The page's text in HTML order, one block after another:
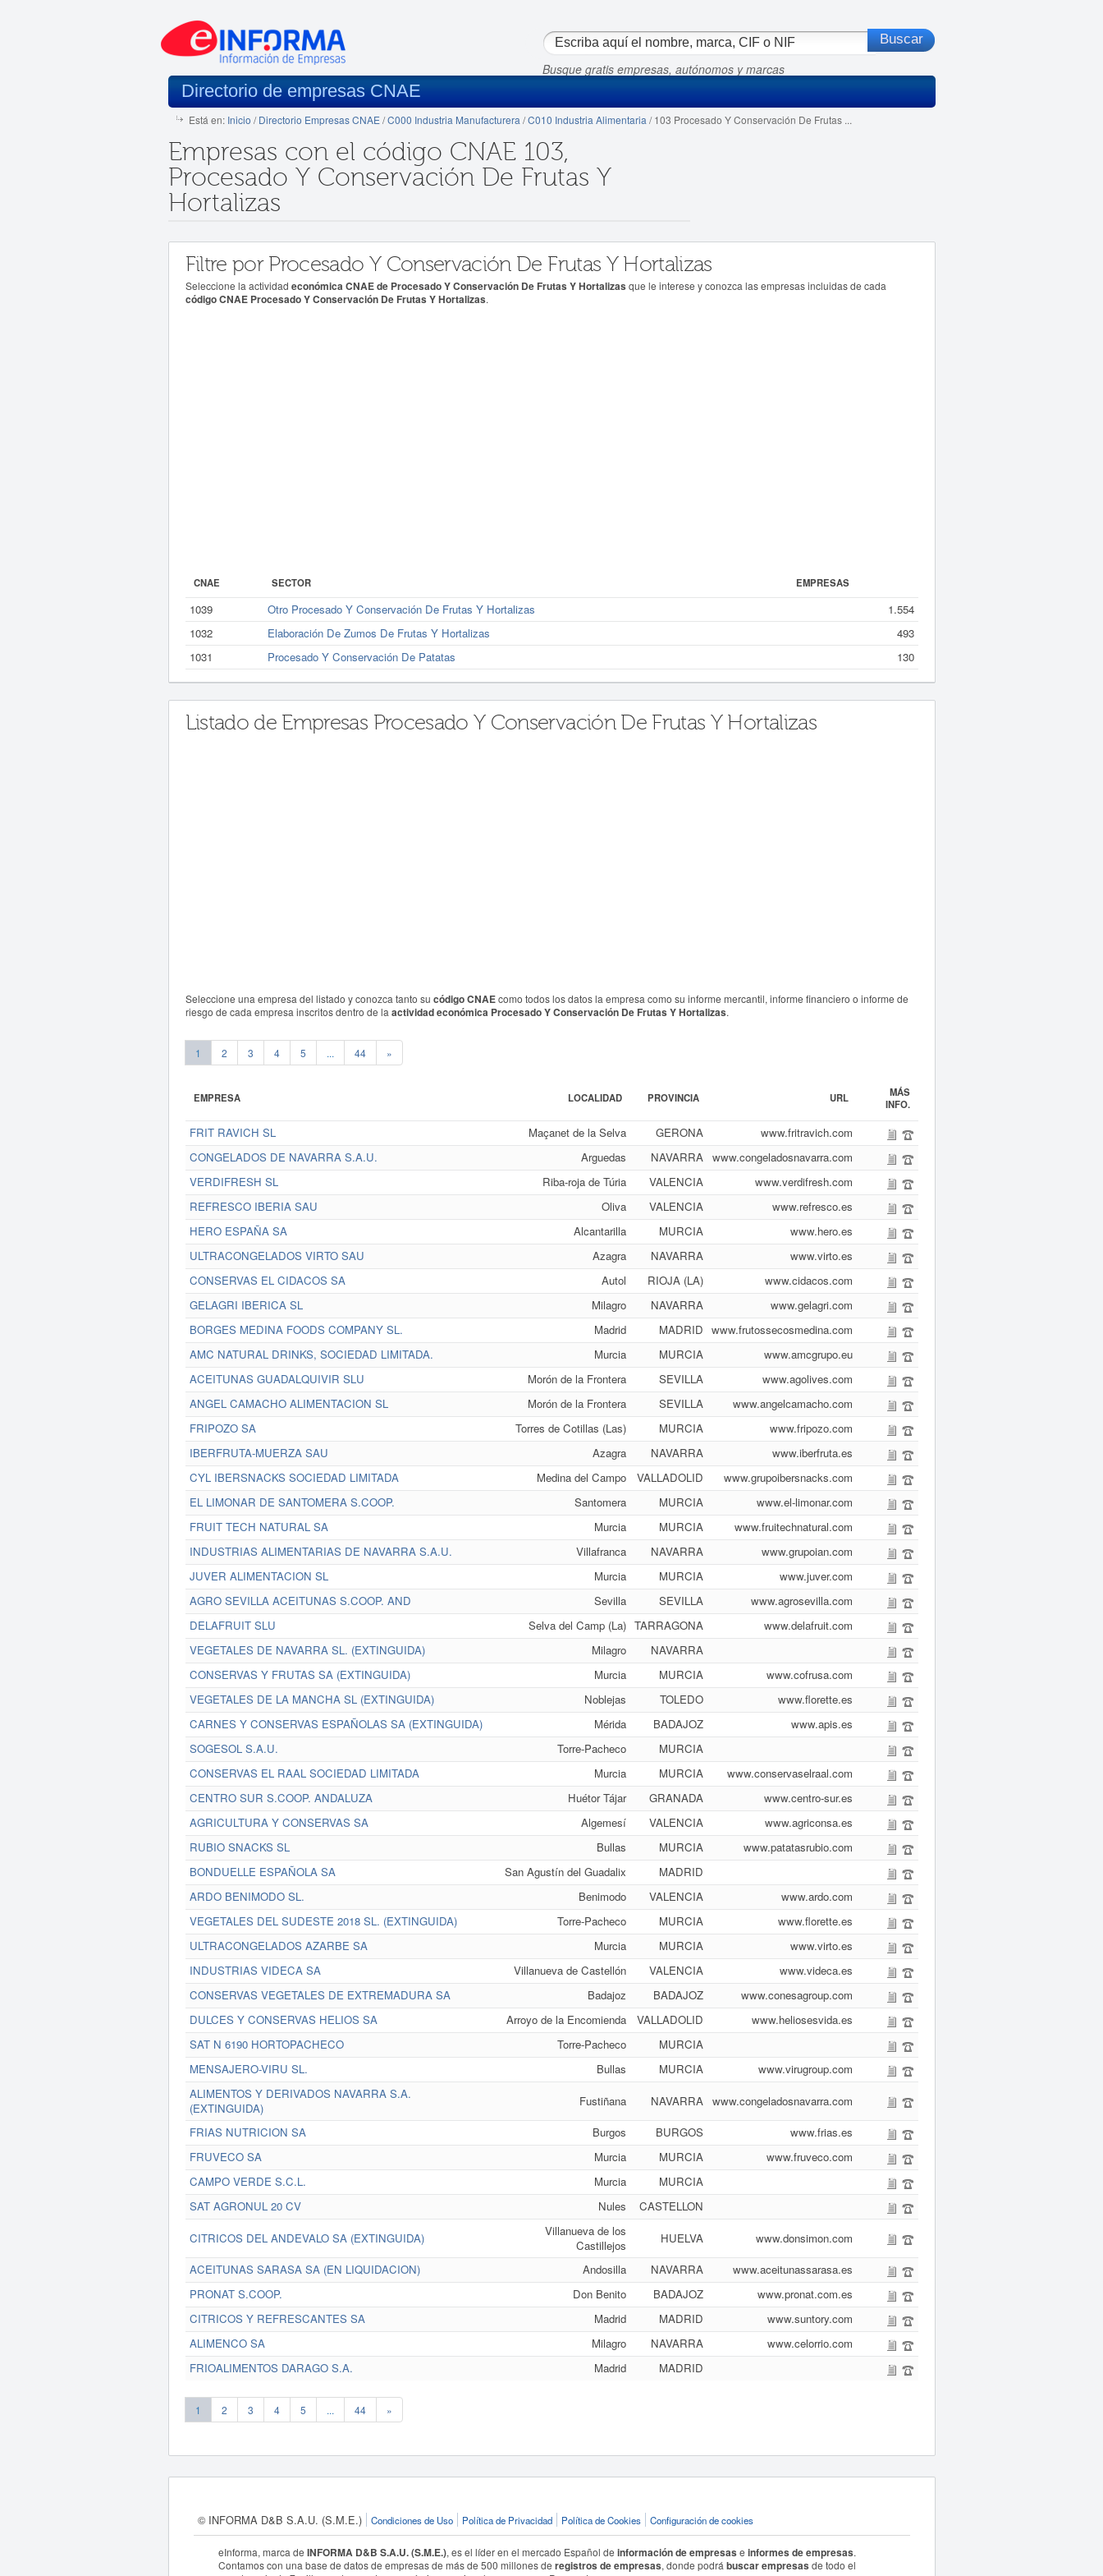
Busque gratis empresas, autónomos y marcas
Directorio de empresas CNAE
Está en: Inicio /Directorio Empresas CNAE /C000 Industria Manufacturera /C010 Industria Alimentaria / 103 Procesado Y Conservación De Frutas ...
Empresas con el código CNAE 103,
Procesado Y Conservación De Frutas Y
Hortalizas
Filtre por Procesado Y Conservación De Frutas Y Hortalizas
Seleccione la actividad económica CNAE de Procesado Y Conservación De Frutas Y Hortalizas que le interese y conozca las empresas incluidas de cada
código CNAE Procesado Y Conservación De Frutas Y Hortalizas.
CNAE SECTOR EMPRESAS
1039 Otro Procesado Y Conservación De Frutas Y Hortalizas
1.554
1032
Elaboración De Zumos De Frutas Y Hortalizas
493
1031
Procesado Y Conservación De Patatas 130
Listado de Empresas Procesado Y Conservación De Frutas Y Hortalizas
Seleccione una empresa del listado y conozca tanto su código CNAEcomo todos los datos la empresa como su informe mercantil, informe financiero o informe de
riesgo de cada empresa inscritos dentro de la actividad económica Procesado Y Conservación De Frutas Y Hortalizas.
1 2 3 4 5 ... 44 »
EMPRESA LOCALIDAD PROVINCIA URL
MÁS
INFO.
FRIT RAVICH SL Maçanet de la Selva GERONA
www.fritravich.com
CONGELADOS DE NAVARRA S.A.U.
Arguedas NAVARRA
www.congeladosnavarra.com
VERDIFRESH SL
Riba-roja de Túria VALENCIA
www.verdifresh.com
REFRESCO IBERIA SAU
Oliva VALENCIA
www.refresco.es
HERO ESPAÑA SA
Alcantarilla MURCIA
www.hero.es
ULTRACONGELADOS VIRTO SAU
Azagra NAVARRA
www.virto.es
CONSERVAS EL CIDACOS SA
Autol RIOJA (LA)
www.cidacos.com
GELAGRI IBERICA SL
Milagro NAVARRA
www.gelagri.com
BORGES MEDINA FOODS COMPANY SL.
Madrid MADRID www.frutossecosmedina.com
AMC NATURAL DRINKS, SOCIEDAD LIMITADA.
Murcia MURCIA
www.amcgrupo.eu
ACEITUNAS GUADALQUIVIR SLU
Morón de la Frontera SEVILLA
www.agolives.com
ANGEL CAMACHO ALIMENTACION SL
Morón de la Frontera SEVILLA
www.angelcamacho.com
FRIPOZO SA
Torres de Cotillas (Las) MURCIA
www.fripozo.com
IBERFRUTA-MUERZA SAU
Azagra NAVARRA
www.iberfruta.es
CYL IBERSNACKS SOCIEDAD LIMITADA
Medina del Campo VALLADOLID
www.grupoibersnacks.com
EL LIMONAR DE SANTOMERA S.COOP.
Santomera MURCIA
www.el-limonar.com
FRUIT TECH NATURAL SA
Murcia MURCIA
www.fruitechnatural.com
INDUSTRIAS ALIMENTARIAS DE NAVARRA S.A.U.
Villafranca NAVARRA
www.grupoian.com
JUVER ALIMENTACION SL
Murcia MURCIA
www.juver.com
AGRO SEVILLA ACEITUNAS S.COOP. AND
Sevilla SEVILLA
www.agrosevilla.com
DELAFRUIT SLU
Selva del Camp (La) TARRAGONA
www.delafruit.com
VEGETALES DE NAVARRA SL. (EXTINGUIDA)
Milagro
NAVARRA
CONSERVAS Y FRUTAS SA (EXTINGUIDA)
Murcia MURCIA
www.cofrusa.com
VEGETALES DE LA MANCHA SL (EXTINGUIDA)
Noblejas TOLEDO
www.florette.es
CARNES Y CONSERVAS ESPAÑOLAS SA (EXTINGUIDA)
Mérida BADAJOZ
www.apis.es
SOGESOL S.A.U.
Torre-Pacheco
MURCIA
CONSERVAS EL RAAL SOCIEDAD LIMITADA
Murcia MURCIA
www.conservaselraal.com
CENTRO SUR S.COOP. ANDALUZA
Huétor Tájar GRANADA
www.centro-sur.es
AGRICULTURA Y CONSERVAS SA
Algemesí VALENCIA
www.agriconsa.es
RUBIO SNACKS SL
Bullas MURCIA
www.patatasrubio.com
BONDUELLE ESPAÑOLA SA
San Agustín del Guadalix
MADRID
ARDO BENIMODO SL.
Benimodo VALENCIA
www.ardo.com
VEGETALES DEL SUDESTE 2018 SL. (EXTINGUIDA)
Torre-Pacheco MURCIA
www.florette.es
ULTRACONGELADOS AZARBE SA
Murcia MURCIA
www.virto.es
INDUSTRIAS VIDECA SA
Villanueva de Castellón VALENCIA
www.videca.es
CONSERVAS VEGETALES DE EXTREMADURA SA
Badajoz BADAJOZ
www.conesagroup.com
DULCES Y CONSERVAS HELIOS SA
Arroyo de la Encomienda VALLADOLID
www.heliosesvida.es
SAT N 6190 HORTOPACHECO
Torre-Pacheco
MURCIA
MENSAJERO-VIRU SL.
Bullas MURCIA
www.virugroup.com
ALIMENTOS Y DERIVADOS NAVARRA S.A.
(EXTINGUIDA)
Fustiñana NAVARRA
www.congeladosnavarra.com
FRIAS NUTRICION SA
Burgos BURGOS
www.frias.es
FRUVECO SA
Murcia MURCIA
www.fruveco.com
CAMPO VERDE S.C.L.
Murcia
MURCIA
SAT AGRONUL 20 CV
Nules CASTELLON
CITRICOS DEL ANDEVALO SA (EXTINGUIDA)
Villanueva de los
Castillejos
HUELVA
www.donsimon.com
ACEITUNAS SARASA SA (EN LIQUIDACION)
Andosilla NAVARRA
www.aceitunassarasa.es
PRONAT S.COOP.
Don Benito BADAJOZ
www.pronat.com.es
CITRICOS Y REFRESCANTES SA
Madrid MADRID
www.suntory.com
ALIMENCO SA
Milagro NAVARRA
www.celorrio.com
FRIOALIMENTOS DARAGO S.A.
Madrid MADRID
1 2 3 4 5 ... 44 »
© INFORMA D&B S.A.U. (S.M.E.) Condiciones de Uso Política de Privacidad Política de Cookies Configuración de cookies
eInforma, marca de INFORMA D&B S.A.U. (S.M.E.), es el líder en el mercado Español de información de empresas e informes de empresas.
Contamos con una base de datos de empresas de más de 500 millones de registros de empresas, donde podrá buscar empresas de todo el